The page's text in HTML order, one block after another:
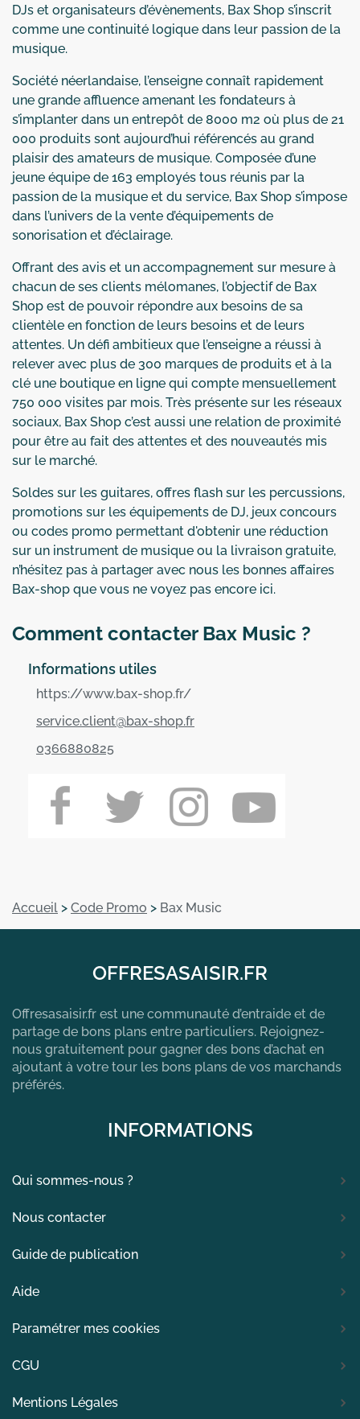
DJs et organisateurs d’évènements, Bax Shop s’inscrit
comme une continuité logique dans leur passion de la
musique.
Société néerlandaise, l’enseigne connaît rapidement
une grande affluence amenant les fondateurs à
s’implanter dans un entrepôt de 8000 m2 où plus de 21
000 produits sont aujourd’hui référencés au grand
plaisir des amateurs de musique. Composée d’une
jeune équipe de 163 employés tous réunis par la
passion de la musique et du service, Bax Shop s’impose
dans l’univers de la vente d’équipements de
sonorisation et d’éclairage.
Offrant des avis et un accompagnement sur mesure à
chacun de ses clients mélomanes, l’objectif de Bax
Shop est de pouvoir répondre aux besoins de sa
clientèle en fonction de leurs besoins et de leurs
attentes. Un défi ambitieux que l’enseigne a réussi à
relever avec plus de 300 marques de produits et à la
clé une boutique en ligne qui compte mensuellement
750 000 visites par mois. Très présente sur les réseaux
sociaux, Bax Shop c’est aussi une relation de proximité
pour être au fait des attentes et des nouveautés mis
sur le marché.
Soldes sur les guitares, offres flash sur les percussions,
promotions sur les équipements de DJ, jeux concours
ou codes promo permettant d'obtenir une réduction
sur un instrument de musique ou la livraison gratuite,
n’hésitez pas à partager avec nous les bonnes affaires
Bax-shop que vous ne voyez pas encore ici.
Comment contacter Bax Music ?
Informations utiles
https://www.bax-shop.fr/
service.client@bax-shop.fr
0366880825
Accueil > Code Promo > Bax Music
OFFRESASAISIR.FR
Offresasaisir.fr est une communauté d’entraide et de
partage de bons plans entre particuliers. Rejoignez-
nous gratuitement pour gagner des bons d’achat en
ajoutant à votre tour les bons plans de vos marchands
préférés.
INFORMATIONS
Qui sommes-nous ?
Nous contacter
Guide de publication
Aide
Paramétrer mes cookies
CGU
Mentions Légales